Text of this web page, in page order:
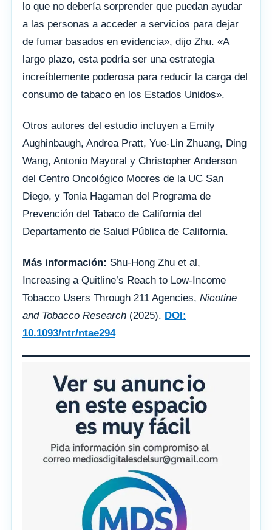
lo que no debería sorprender que puedan ayudar
a las personas a acceder a servicios para dejar
de fumar basados ​​en evidencia», dijo Zhu. «A
largo plazo, esta podría ser una estrategia
increíblemente poderosa para reducir la carga del
consumo de tabaco en los Estados Unidos».
Otros autores del estudio incluyen a Emily
Aughinbaugh, Andrea Pratt, Yue-Lin Zhuang, Ding
Wang, Antonio Mayoral y Christopher Anderson
del Centro Oncológico Moores de la UC San
Diego, y Tonia Hagaman del Programa de
Prevención del Tabaco de California del
Departamento de Salud Pública de California.
Más información: Shu-Hong Zhu et al,
Increasing a Quitline’s Reach to Low-Income
Tobacco Users Through 211 Agencies, Nicotine
and Tobacco Research (2025). DOI:
10.1093/ntr/ntae294